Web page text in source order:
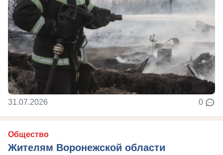
31.07.2026 0
Общество
Жителям Воронежской области